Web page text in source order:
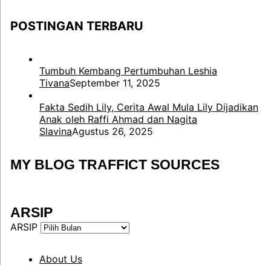
POSTINGAN TERBARU
Tumbuh Kembang Pertumbuhan Leshia
TivanaSeptember 11, 2025
Fakta Sedih Lily, Cerita Awal Mula Lily Dijadikan
Anak oleh Raffi Ahmad dan Nagita
SlavinaAgustus 26, 2025
MY BLOG TRAFFICT SOURCES
ARSIP
ARSIP
About Us